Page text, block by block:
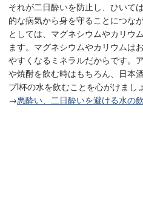
それが二日酔いを防止し、ひいて
的な病気から身を守ることにつな
としては、マグネシウムやカリウ
ます。マグネシウムやカリウムは
やすくなるミネラルだからです。
や焼酎を飲む時はもちろん、日本
プl杯の水を飲むことを心がけまし
→悪酔い、二日酔いを避ける水の